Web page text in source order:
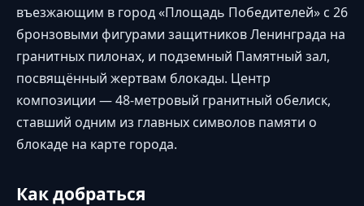
въезжающим в город «Площадь Победителей» с 26
бронзовыми фигурами защитников Ленинграда на
гранитных пилонах, и подземный Памятный зал,
посвящённый жертвам блокады. Центр
композиции — 48-метровый гранитный обелиск,
ставший одним из главных символов памяти о
блокаде на карте города.
Как добраться